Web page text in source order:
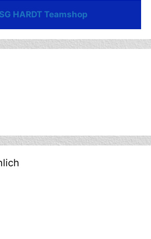
HARDT Teamshop